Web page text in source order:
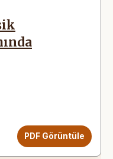
PDF Görüntüle